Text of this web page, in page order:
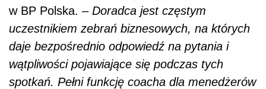
w BP Polska. – Doradca jest częstym
uczestnikiem zebrań biznesowych, na których
daje bezpośrednio odpowiedź na pytania i
wątpliwości pojawiające się podczas tych
spotkań. Pełni funkcję coacha dla menedżerów